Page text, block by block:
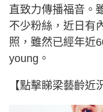
直致力傳播福音。
不少粉絲，近日有
照，雖然已經年近
young。
【點擊睇梁藝齡近